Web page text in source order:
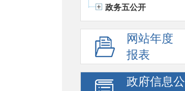
政务五公开
网站年度
报表
政府信息公